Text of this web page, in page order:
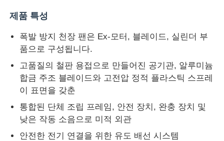
제품 특성
폭발 방지 천장 팬은 Ex-모터, 블레이드, 실린더 부
품으로 구성됩니다.
고품질의 철판 용접으로 만들어진 공기관, 알루미늄
합금 주조 블레이드와 고전압 정적 플라스틱 스프레
이 표면을 갖춘
통합된 단체 조립 프레임, 안전 장치, 완충 장치 및
낮은 작동 소음으로 미적 외관
안전한 전기 연결을 위한 유도 배선 시스템